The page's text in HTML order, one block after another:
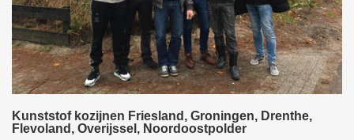
Kunststof kozijnen Friesland, Groningen, Drenthe,
Flevoland, Overijssel, Noordoostpolder